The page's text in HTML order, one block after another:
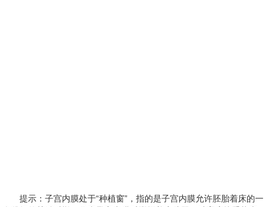
提示：子宫内膜处于“种植窗”，指的是子宫内膜允许胚胎着床的一